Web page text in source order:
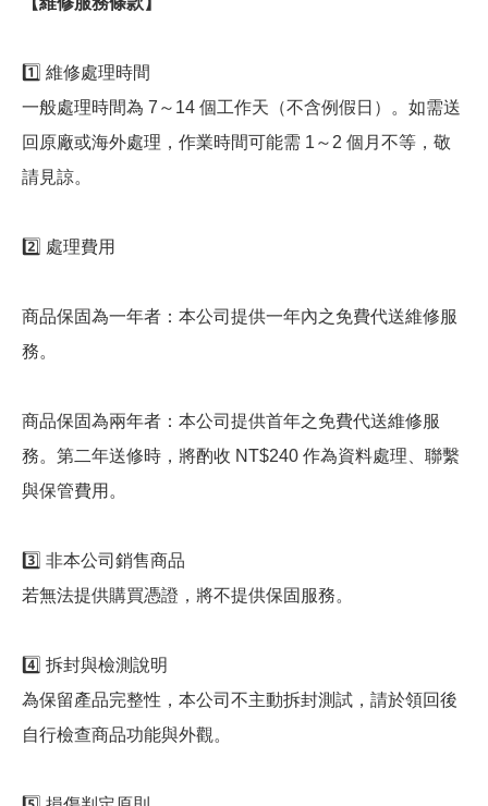
1️⃣ 維修處理時間
一般處理時間為 7～14 個工作天（不含例假日）。如需送
回原廠或海外處理，作業時間可能需 1～2 個月不等，敬
請見諒。
2️⃣ 處理費用
商品保固為一年者：本公司提供一年內之免費代送維修服
務。
商品保固為兩年者：本公司提供首年之免費代送維修服
務。第二年送修時，將酌收 NT$240 作為資料處理、聯繫
與保管費用。
3️⃣ 非本公司銷售商品
若無法提供購買憑證，將不提供保固服務。
4️⃣ 拆封與檢測說明
為保留產品完整性，本公司不主動拆封測試，請於領回後
自行檢查商品功能與外觀。